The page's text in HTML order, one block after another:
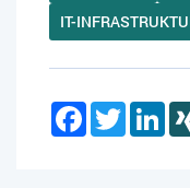
IT-
FacebookTwitter